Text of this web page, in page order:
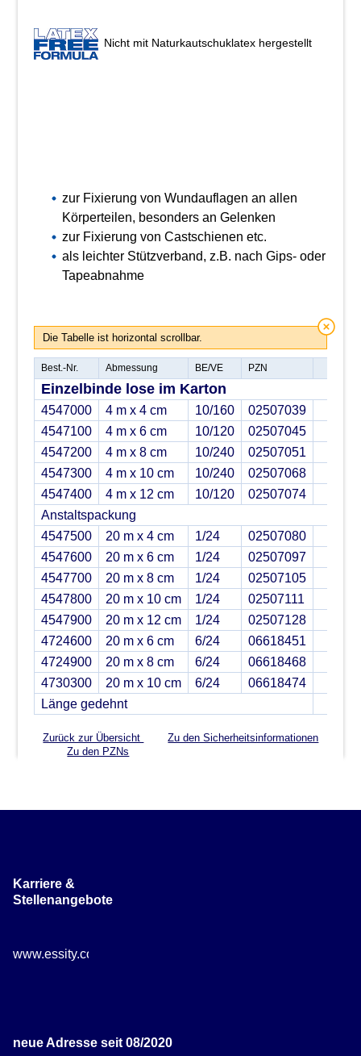
Nicht mit Naturkautschuklatex hergestellt
zur Fixierung von Wundauflagen an allen
Körperteilen, besonders an Gelenken
zur Fixierung von Castschienen etc.
als leichter Stützverband, z.B. nach Gips- oder
Tapeabnahme
Die Tabelle ist horizontal scrollbar.
Best.-Nr. Abmessung BE/VE PZN
Einzelbinde lose im Karton
4547000 4 m x 4 cm 10/160
02507039
4547100
4 m x 6 cm 10/120
02507045
4547200
4 m x 8 cm 10/240
02507051
4547300
4 m x 10 cm 10/240
02507068
4547400
4 m x 12 cm 10/120
02507074
Anstaltspackung
4547500
20 m x 4 cm 1/24
02507080
4547600
20 m x 6 cm 1/24
02507097
4547700
20 m x 8 cm 1/24
02507105
4547800
20 m x 10 cm 1/24
02507111
4547900
20 m x 12 cm 1/24
02507128
4724600
20 m x 6 cm 6/24
06618451
4724900
20 m x 8 cm 6/24
06618468
4730300
20 m x 10 cm 6/24
06618474
Länge gedehnt
Zurück zur Übersicht
Zu den Sicherheitsinformationen
Zu den PZNs
Karriere &
Stellenangebote
www.essity.com/careers
neue Adresse seit 08/2020